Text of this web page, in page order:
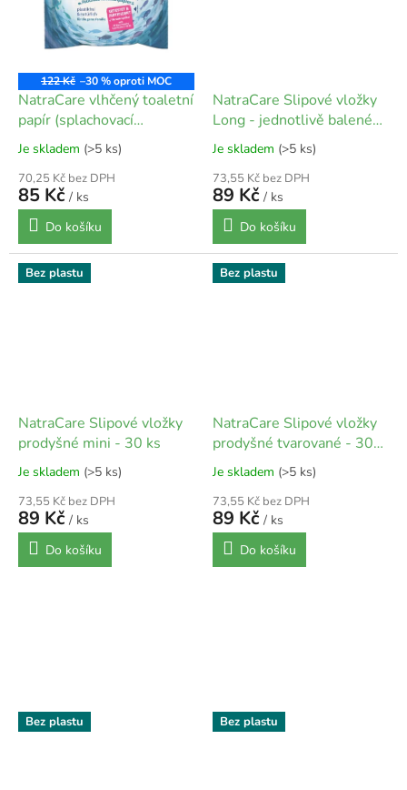
122 Kč –30 %
NatraCare vlhčený toaletní
papír (splachovací
ubrousek) 30 ks
Je skladem (>5 ks)
70,25 Kč bez DPH
85 Kč / ks
Do košíku
NatraCare Slipové vložky
Long - jednotlivě balené
16 ks
Je skladem (>5 ks)
73,55 Kč bez DPH
89 Kč / ks
Do košíku
Bez plastu
NatraCare Slipové vložky
prodyšné mini - 30 ks
Je skladem (>5 ks)
73,55 Kč bez DPH
89 Kč / ks
Do košíku
Bez plastu
NatraCare Slipové vložky
prodyšné tvarované - 30
ks
Je skladem (>5 ks)
73,55 Kč bez DPH
89 Kč / ks
Do košíku
Bez plastu Bez plastu